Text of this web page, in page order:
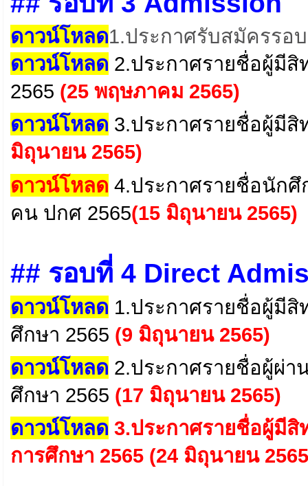
ดาวน์โหลด1.ประกาศรับสมัครรอ
ดาวน์โหลด 2.ประกาศรายชื่อผู้มี
2565 (25 พฤษภาคม 2565)
ดาวน์โหลด 3.ประกาศรายชื่อผู้มีสิ
มิถุนายน 2565)
ดาวน์โหลด 4.ประกาศรายชื่อนักศึ
คน ปกศ 2565(15 มิถุนายน 2565)
## รอบที่ 4 Direct
ดาวน์โหลด 1.ประกาศรายชื่อผู้มีสิ
ศึกษา 2565 (9 มิถุนายน 2565)
ดาวน์โหลด 2.ประกาศรายชื่อผู้ผ่า
ศึกษา 2565 (17 มิถุนายน 2565)
ดาวน์โหลด 3.ประกาศรายชื่อผู้มี
การศึกษา 2565 (24 มิถุนายน